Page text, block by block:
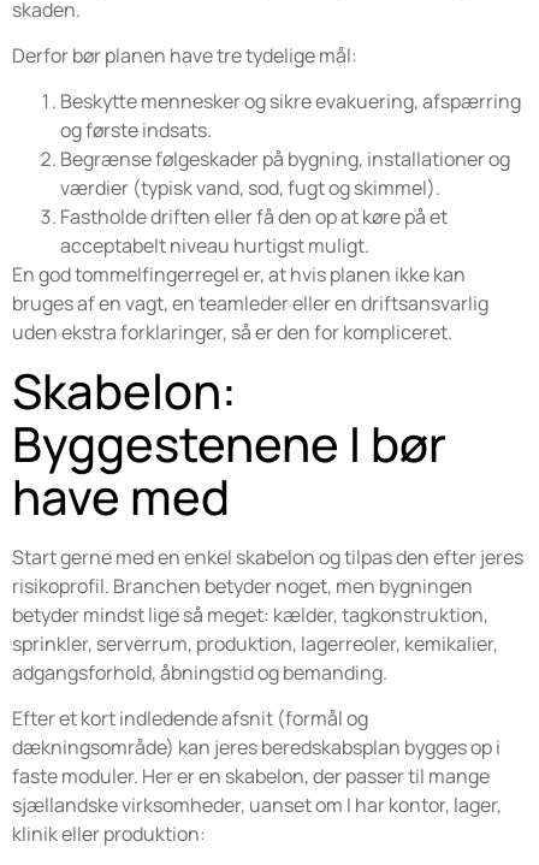
skaden.
Derfor bør planen have tre tydelige mål:
Beskytte mennesker og sikre evakuering, afspærring
og første indsats.
Begrænse følgeskader på bygning, installationer og
værdier (typisk vand, sod, fugt og skimmel).
Fastholde driften eller få den op at køre på et
acceptabelt niveau hurtigst muligt.
En god tommelfingerregel er, at hvis planen ikke kan
bruges af en vagt, en teamleder eller en driftsansvarlig
uden ekstra forklaringer, så er den for kompliceret.
Skabelon:
Byggestenene I bør
have med
Start gerne med en enkel skabelon og tilpas den efter jeres
risikoprofil. Branchen betyder noget, men bygningen
betyder mindst lige så meget: kælder, tagkonstruktion,
sprinkler, serverrum, produktion, lagerreoler, kemikalier,
adgangsforhold, åbningstid og bemanding.
Efter et kort indledende afsnit (formål og
dækningsområde) kan jeres beredskabsplan bygges op i
faste moduler. Her er en skabelon, der passer til mange
sjællandske virksomheder, uanset om I har kontor, lager,
klinik eller produktion: